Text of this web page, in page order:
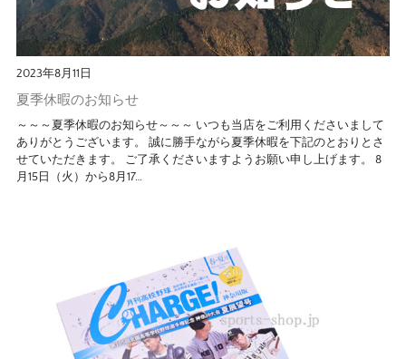
2023年8月11日
夏季休暇のお知らせ
～～～夏季休暇のお知らせ～～～ いつも当店をご利用くださいまして
ありがとうございます。 誠に勝手ながら夏季休暇を下記のとおりとさ
せていただきます。 ご了承くださいますようお願い申し上げます。 8
月15日（火）から8月17…